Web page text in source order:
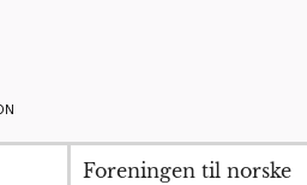
Foreningen til norske